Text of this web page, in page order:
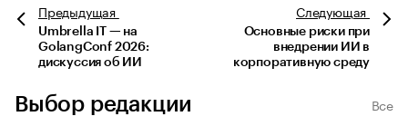
Предыдущая
Umbrella IT — на
GolangConf 2026:
дискуссия об ИИ
Следующая
Основные риски при
внедрении ИИ в
корпоративную среду
Выбор редакции
Все